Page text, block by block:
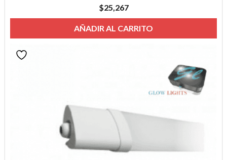
$25,267
AÑADIR AL CARRITO